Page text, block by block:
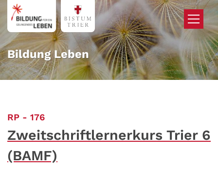
Zum Inhalt springen
Bildung Leben
RP - 176:
Zweitschriftlernerkurs Trier 6
(BAMF)